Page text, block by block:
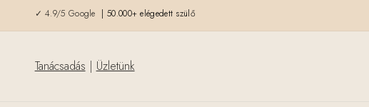
✓ 4.9/5 Google | 50.000+ elégedett szülő
Tanácsadás | Üzletünk